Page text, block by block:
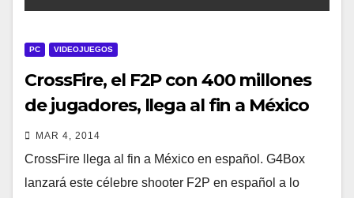
PC VIDEOJUEGOS
CrossFire, el F2P con 400 millones
de jugadores, llega al fin a México
MAR 4, 2014
CrossFire llega al fin a México en español. G4Box
lanzará este célebre shooter F2P en español a lo